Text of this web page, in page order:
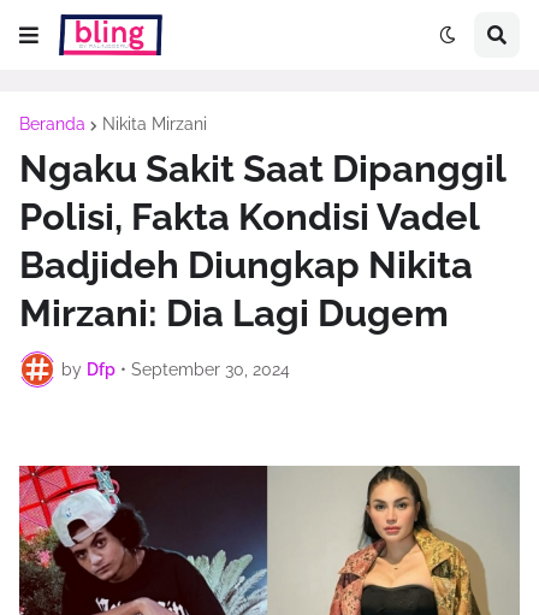
Beranda Nikita Mirzani
Ngaku Sakit Saat Dipanggil
Polisi, Fakta Kondisi Vadel
Badjideh Diungkap Nikita
Mirzani: Dia Lagi Dugem
by Dfp • September 30, 2024